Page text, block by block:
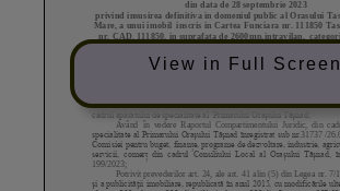
View in Full Screen